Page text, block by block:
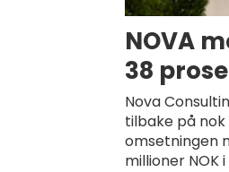
NOVA
38
Nova
tilbake på
omsetningen
millioner NOK i